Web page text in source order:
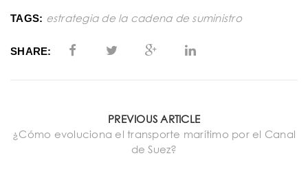
TAGS: estrategia de la cadena de suministro
SHARE:
PREVIOUS ARTICLE
¿Cómo evoluciona el transporte marítimo por el Canal
de Suez?